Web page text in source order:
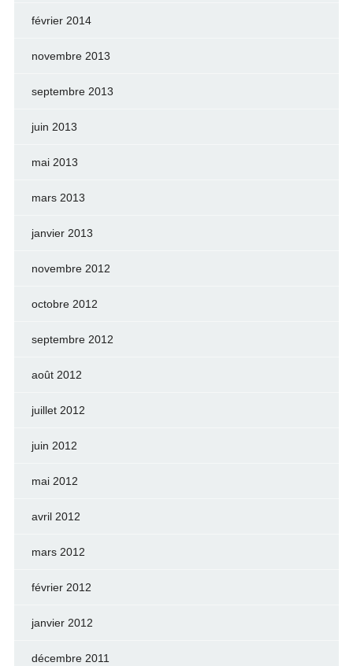
février 2014
novembre 2013
septembre 2013
juin 2013
mai 2013
mars 2013
janvier 2013
novembre 2012
octobre 2012
septembre 2012
août 2012
juillet 2012
juin 2012
mai 2012
avril 2012
mars 2012
février 2012
janvier 2012
décembre 2011